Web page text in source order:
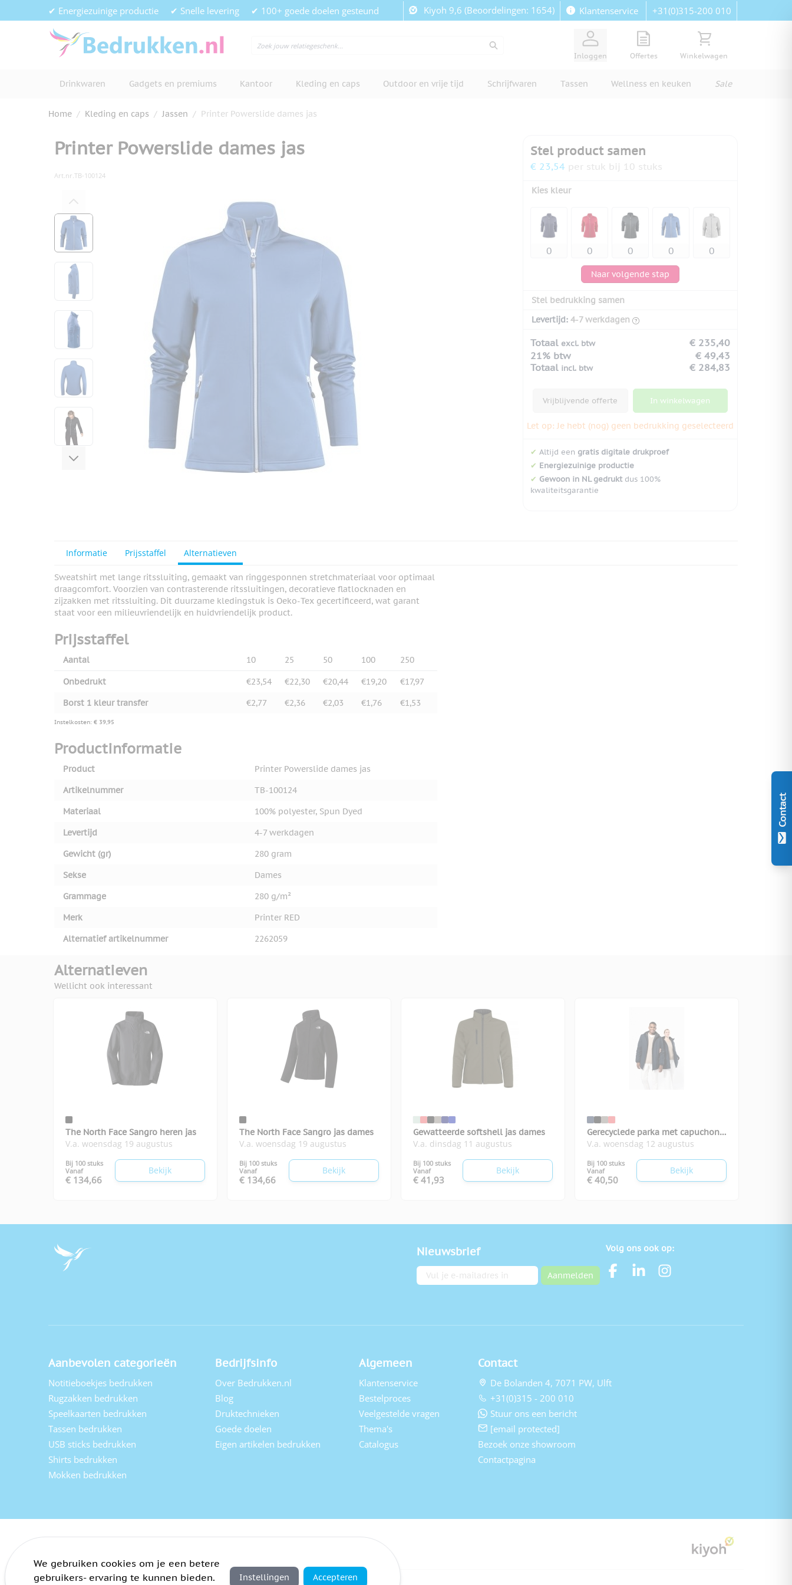
Contact
Ga naar de inhoud✔ Energiezuinige productie ✔ Snelle levering ✔ 100+ goede doelen gesteund Kiyoh 9,6 (Beoordelingen: 1654) Klantenservice +31(0)315-200 010
Inloggen
View quote, Quote is empty
Offertes
Bekijk winkelwagen,
Winkelwagen
Drinkwaren Gadgets en premiums Kantoor Kleding en caps Outdoor en vrije tijd Schrijfwaren Tassen Wellness en keuken Sale
Home / Kleding en caps / Jassen / Printer Powerslide dames jas
Printer Powerslide dames jas
Art.nr.TB-100124
View larger image
View larger image
View larger image
View larger image
View larger image
View larger image
View larger image
View larger image
Stel product samen
€ 23,54 per stuk bij 10 stuks
Kies kleur
Naar volgende stap
Stel bedrukking samen
Levertijd: 4-7 werkdagen
Totaal excl. btw
€ 235,40
21% btw
€ 49,43
Totaal incl. btw € 284,83
Vrijblijvende offerte In winkelwagen
Let op: Je hebt (nog) geen bedrukking geselecteerd
✔ Altijd een gratis digitale drukproef
✔ Energiezuinige productie
✔ Gewoon in NL gedruktdus 100%
kwaliteitsgarantie
Informatie Prijsstaffel Alternatieven
Sweatshirt met lange ritssluiting, gemaakt van ringgesponnen stretchmateriaal voor optimaal
draagcomfort. Voorzien van contrasterende ritssluitingen, decoratieve flatlocknaden en
zijzakken met ritssluiting. Dit duurzame kledingstuk is Oeko-Tex gecertificeerd, wat garant
staat voor een milieuvriendelijk en huidvriendelijk product.
Prijsstaffel
Aantal 10 25 50 100 250
Onbedrukt €23,54 €22,30 €20,44 €19,20
€17,97
Borst 1 kleur transfer
€2,77 €2,36 €2,03 €1,76 €1,53
Instelkosten: € 39,95
Productinformatie
Product
Printer Powerslide dames jas
Artikelnummer
TB-100124
Materiaal
100% polyester, Spun Dyed
Levertijd
4-7 werkdagen
Gewicht (gr)
280 gram
Sekse
Dames
Grammage
280 g/m²
Merk
Printer RED
Alternatief artikelnummer
2262059
Alternatieven
Wellicht ook interessant
The North Face Sangro heren jas
V.a. woensdag 19 augustus
Bij 100 stuks
Vanaf
€ 134,66
Bekijk
The North Face Sangro jas dames
V.a. woensdag 19 augustus
Bij 100 stuks
Vanaf
€ 134,66
Bekijk
Gewatteerde softshell jas dames
V.a. dinsdag 11 augustus
Bij 100 stuks
Vanaf
€ 41,93
Bekijk
Gerecyclede parka met capuchon
unisex
V.a. woensdag 12 augustus
Bij 100 stuks
Vanaf
€ 40,50
Bekijk
Nieuwsbrief
E-mailadres Aanmelden
Volg ons ook op:
Aanbevolen categorieën
Notitieboekjes bedrukken
Rugzakken bedrukken
Speelkaarten bedrukken
Tassen bedrukken
USB sticks bedrukken
Shirts bedrukken
Mokken bedrukken
Bedrijfsinfo
Over Bedrukken.nl
Blog
Druktechnieken
Goede doelen
Eigen artikelen bedrukken
Algemeen
Klantenservice
Bestelproces
Veelgestelde vragen
Thema's
Catalogus
Contact
De Bolanden 4, 7071 PW, Ulft
+31(0)315 - 200 010
Stuur ons een bericht
[email protected]
Bezoek onze showroom
Contactpagina
We gebruiken cookies om je een betere
gebruikers- ervaring te kunnen bieden.
Instellingen Accepteren